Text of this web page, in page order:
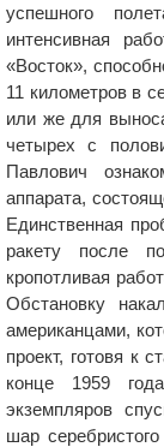
успешного
интенсивная
«Восток»,
11 километров в
или же для
четырех с
Павлович
аппарата,
Единственная
ракету после
кропотливая
Обстановку
американцами,
проект, готовя к
конце 1959
экземпляров
шар